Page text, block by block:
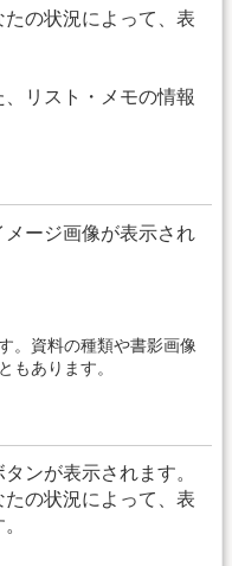
の状況によって、表
リスト・メモの情報
ージ画像が表示され
。資料の種類や書影画像
もあります。
ンが表示されます。
の状況によって、表